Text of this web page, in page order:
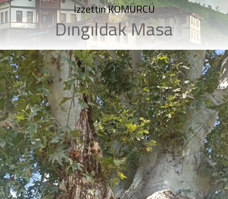
İzzettin KÖMÜRCÜ
Dıngıldak Masa